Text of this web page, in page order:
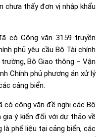
chưa thấy đơn vị nhập khẩu
có Công văn 3159 truyền
phủ yêu cầu Bộ Tài chính
Bộ Giao thông – Vận
Chính phủ phương án xử lý
cảng biển.
có công văn đề nghị các Bộ
ý kiến đối với dự thảo về
phế liệu tại cảng biển, các